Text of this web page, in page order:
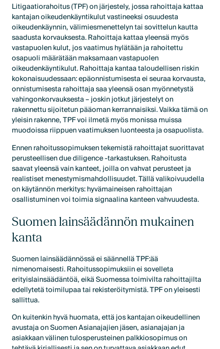
Litigaatiorahoitus (TPF) on järjestely, jossa rahoittaja kattaa
kantajan oikeudenkäyntikulut vastineeksi osuudesta
oikeudenkäynnin, välimiesmenettelyn tai sovittelun kautta
saadusta korvauksesta. Rahoittaja kattaa yleensä myös
vastapuolen kulut, jos vaatimus hylätään ja rahoitettu
osapuoli määrätään maksamaan vastapuolen
oikeudenkäyntikulut. Rahoittaja kantaa taloudellisen riskin
kokonaisuudessaan: epäonnistumisesta ei seuraa korvausta,
onnistumisesta rahoittaja saa yleensä osan myönnetystä
vahingonkorvauksesta – joskin jotkut järjestelyt on
rakennettu sijoitetun pääoman kerrannaisiksi. Vaikka tämä on
yleisin rakenne, TPF voi ilmetä myös monissa muissa
muodoissa riippuen vaatimuksen luonteesta ja osapuolista.
Ennen rahoitussopimuksen tekemistä rahoittajat suorittavat
perusteellisen due diligence -tarkastuksen. Rahoitusta
saavat yleensä vain kanteet, joilla on vahvat perusteet ja
realistiset menestymismahdollisuudet. Tällä valikoivuudella
on käytännön merkitys: hyvämaineisen rahoittajan
osallistuminen voi toimia signaalina kanteen vahvuudesta.
Suomen lainsäädännön mukainen
kanta
Suomen lainsäädännössä ei säännellä TPF:ää
nimenomaisesti. Rahoitussopimuksiin ei sovelleta
erityislainsäädäntöä, eikä Suomessa toimivilta rahoittajilta
edellytetä toimilupaa tai rekisteröitymistä. TPF on yleisesti
sallittua.
On kuitenkin hyvä huomata, että jos kantajan oikeudellinen
avustaja on Suomen Asianajajien jäsen, asianajajan ja
asiakkaan välinen tulosperusteinen palkkiosopimus on